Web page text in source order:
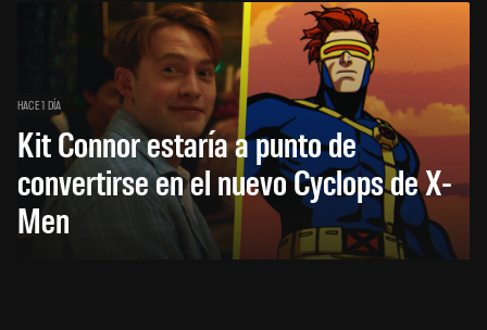
HACE 1 DÍA
Kit Connor estaría a punto de
convertirse en el nuevo Cyclops de X-
Men